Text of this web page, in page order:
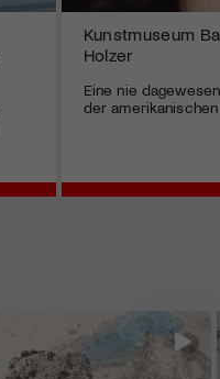
Kunstmuseum
Holzer
Eine nie
der